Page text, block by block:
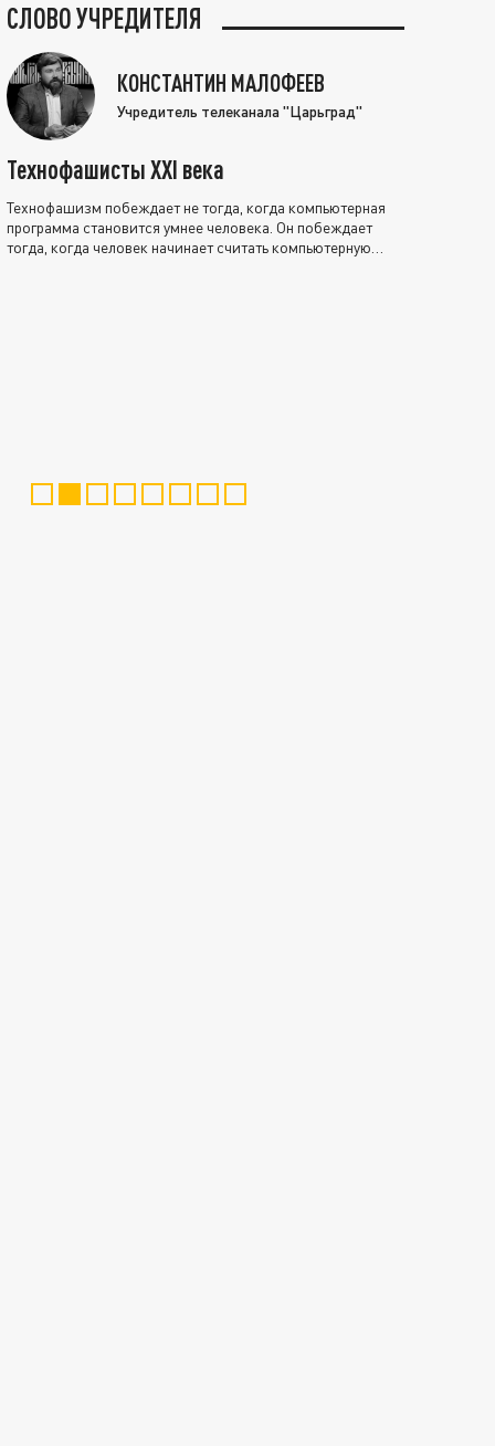
СЛОВО УЧРЕДИТЕЛЯ
КОНСТАНТИН МАЛОФЕЕВ
Учредитель телеканала "Царьград"
Технофашисты XXI века
Технофашизм побеждает не тогда, когда компьютерная
программа становится умнее человека. Он побеждает
тогда, когда человек начинает считать компьютерную